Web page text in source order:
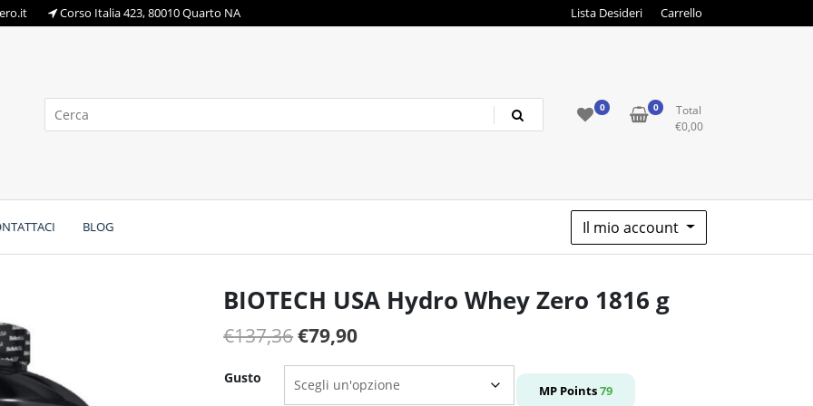
Corso Italia 423, 80010 Quarto NA Lista Desideri Carrello
0 0
Total
€0,00
BLOG Il mio account
BIOTECH USA Hydro Whey Zero 1816 g
€137,36Il
prezzo
originale
€79,90Il
prezzo
attuale
MP Points79
Gusto